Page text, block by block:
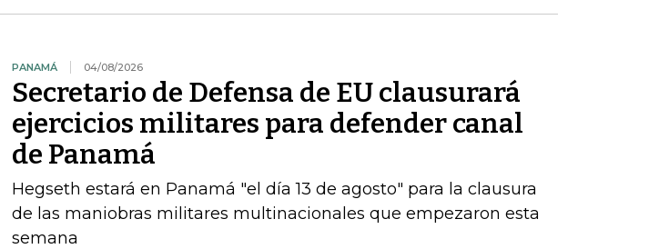
PANAMÁ 04/08/2026
Secretario de Defensa de EU clausurará
ejercicios militares para defender canal
de Panamá
Hegseth estará en Panamá "el día 13 de agosto" para la clausura
de las maniobras militares multinacionales que empezaron esta
semana